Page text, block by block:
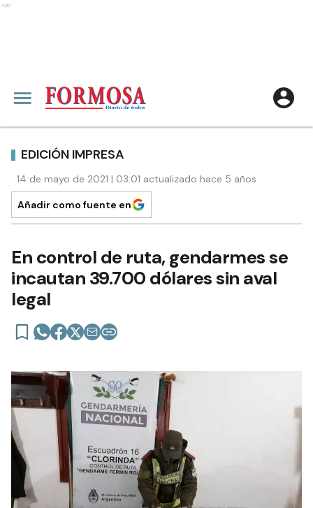
Ads
EDICIÓN IMPRESA
14 de mayo de 2021 | 03:01 actualizado hace 5 años
Añadir como fuente en
En control de ruta, gendarmes se
incautan 39.700 dólares sin aval
legal